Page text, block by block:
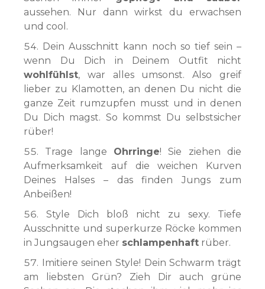
aussehen. Nur dann wirkst du erwachsen
und cool.
Dein Ausschnitt kann noch so tief sein –
wenn Du Dich in Deinem Outfit nicht
wohlfühlst, war alles umsonst. Also greif
lieber zu Klamotten, an denen Du nicht die
ganze Zeit rumzupfen musst und in denen
Du Dich magst. So kommst Du selbstsicher
rüber!
Trage lange Ohrringe! Sie ziehen die
Aufmerksamkeit auf die weichen Kurven
Deines Halses – das finden Jungs zum
Anbeißen!
Style Dich bloß nicht zu sexy. Tiefe
Ausschnitte und superkurze Röcke kommen
in Jungsaugen eher schlampenhaft rüber.
Imitiere seinen Style! Dein Schwarm trägt
am liebsten Grün? Zieh Dir auch grüne